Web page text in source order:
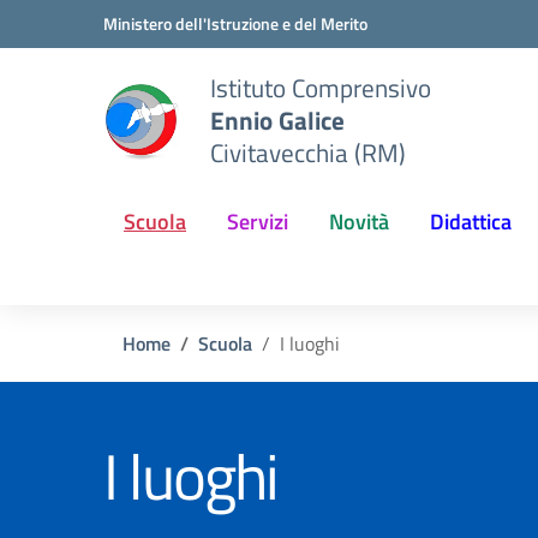
Vai ai contenuti
Vai al menu di navigazioneMinistero dell'Istruzione e del Merito
Istituto Comprensivo
Ennio Galice
Civitavecchia (RM)
Scuola Servizi Novità Didattica
Home Scuola I luoghi
I luoghi